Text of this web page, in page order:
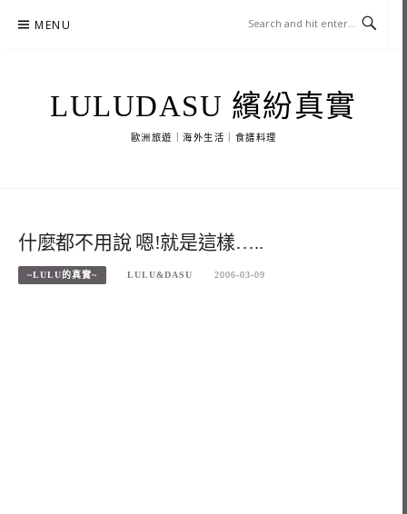
MENU
LULUDASU 繽紛真實
歐洲旅遊｜海外生活｜食譜料理
什麼都不用說 嗯!就是這樣…..
~LULU的真實~ LULU&DASU 2006-03-09